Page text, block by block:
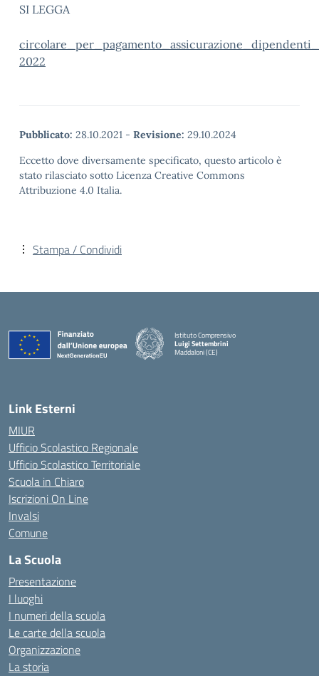
SI LEGGA
2022
Pubblicato: 28.10.2021 - Revisione: 29.10.2024
Eccetto dove diversamente specificato, questo articolo è
stato rilasciato sotto Licenza Creative Commons
Attribuzione 4.0 Italia.
Stampa / Condividi
Istituto Comprensivo
Luigi Settembrini
Maddaloni (CE)
Link Esterni
MIUR
Ufficio Scolastico Regionale
Ufficio Scolastico Territoriale
Scuola in Chiaro
Iscrizioni On Line
Invalsi
Comune
La Scuola
Presentazione
I luoghi
I numeri della scuola
Le carte della scuola
Organizzazione
La storia